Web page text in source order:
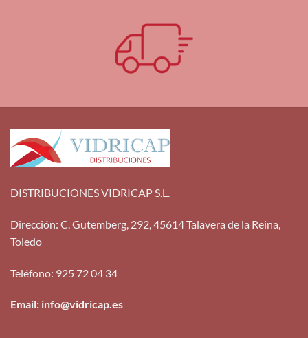
DISTRIBUCIONES VIDRICAP S.L.
Dirección: C. Gutemberg, 292, 45614 Talavera de la Reina,
Toledo
Teléfono: 925 72 04 34
Email: info@vidricap.es